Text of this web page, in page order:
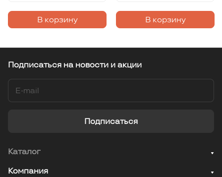
В корзину В корзину
Подписаться на новости и акции
Подписаться
Каталог
Компания